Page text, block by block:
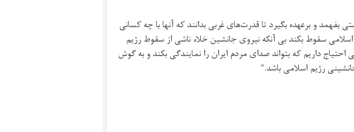
بفهمد و برعهده بگیرد تا قدرت‌های غربی بدانند که آنها با چه کسانی
اسلامی سقوط بکند بی آنکه نیروی جانشین خلاء ناشی از سقوط رژیم
احتیاج داریم که بتواند صدای مردم ایران را نمایندگی بکند و به گوش
رژیم اسلامی باشد."